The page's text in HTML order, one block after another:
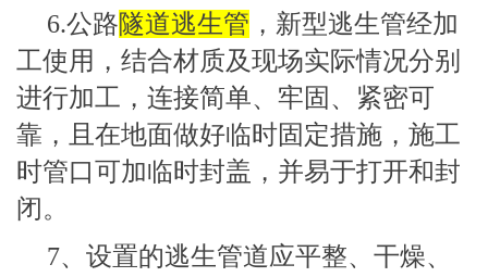
6.公路隧道逃生管 ，新型逃生管经加
工使用，结合材质及现场实际情况分别
进行加工，连接简单、牢固、紧密可
靠，且在地面做好临时固定措施，施工
时管口可加临时封盖，并易于打开和封
闭。
7、设置的逃生管道应平整、干燥、